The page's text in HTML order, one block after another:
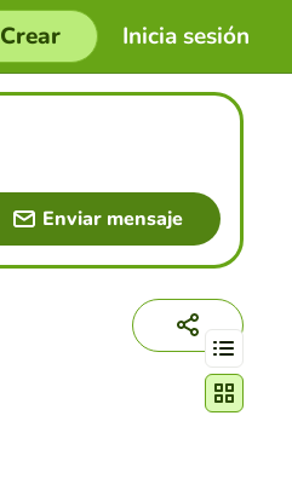
Inicia sesión
Crear
Enviar mensaje
Cambiar